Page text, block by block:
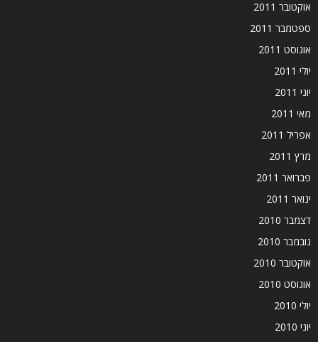
אוקטובר 2011
ספטמבר 2011
אוגוסט 2011
יולי 2011
יוני 2011
מאי 2011
אפריל 2011
מרץ 2011
פברואר 2011
ינואר 2011
דצמבר 2010
נובמבר 2010
אוקטובר 2010
אוגוסט 2010
יולי 2010
יוני 2010